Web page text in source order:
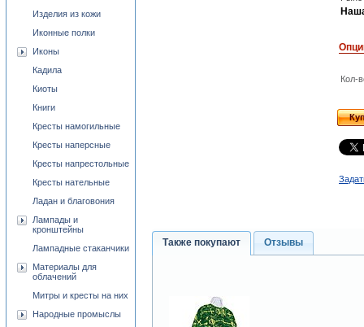
Кол-
Также покупают Отзывы
Изделия из кожи
Иконные полки
Иконы
Кадила
Киоты
Книги
Кресты намогильные
Кресты наперсные
Кресты напрестольные
Кресты нательные
Ладан и благовония
Лампады и
кронштейны
Лампадные стаканчики
Материалы для
облачений
Митры и кресты на них
Народные промыслы